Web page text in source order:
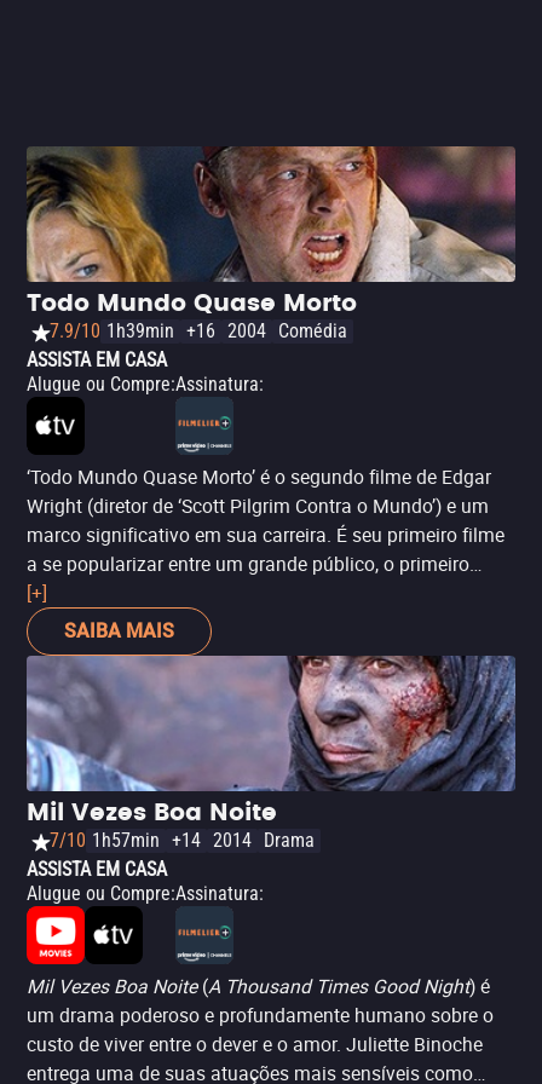
Todo Mundo Quase Morto
7.9/10 1h39min +16 2004 Comédia
ASSISTA EM CASA
Alugue ou Compre:Assinatura:
‘Todo Mundo Quase Morto’ é o segundo filme de Edgar
Wright (diretor de ‘Scott Pilgrim Contra o Mundo’) e um
marco significativo em sua carreira. É seu primeiro filme
a se popularizar entre um grande público, o primeiro
filme da famosa e sensacional trilogia Cornetto, e a
primeira parceria entre ele, Simon Pegg e Nick Frost, com
quem repetiu a parceria algumas vezes posteriormente.
O filme se popularizou e conseguiu um lugar no
imaginário da cultura geek por sua temática e
desenvoltura com o gênero, se tornando um clássico
atual dos filmes de zumbi. Não é pra menos, ‘Todo
Mundo Quase Morto’ brinca muito bem mesclando a
comédia e o terror, tem sacadas visuais geniais e uma
edição dinâmica e inteligente. Edgar Wright é um
comediante visual, e esse filme foi laboratório para suas
experiências.
[+]
SAIBA MAIS
Mil Vezes Boa Noite
7/10 1h57min +14 2014 Drama
ASSISTA EM CASA
Alugue ou Compre:Assinatura:
Mil Vezes Boa Noite(A Thousand Times Good Night) é
um drama poderoso e profundamente humano sobre o
custo de viver entre o dever e o amor. Juliette Binoche
entrega uma de suas atuações mais sensíveis como